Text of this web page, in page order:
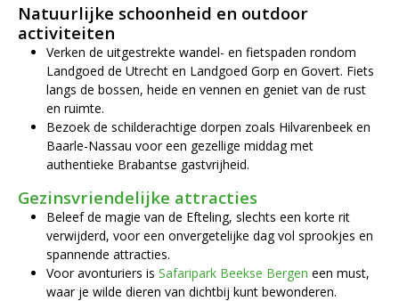
Natuurlijke schoonheid en outdoor
activiteiten
Verken de uitgestrekte wandel- en fietspaden rondom
Landgoed de Utrecht en Landgoed Gorp en Govert. Fiets
langs de bossen, heide en vennen en geniet van de rust
en ruimte.
Bezoek de schilderachtige dorpen zoals Hilvarenbeek en
Baarle-Nassau voor een gezellige middag met
authentieke Brabantse gastvrijheid.
Gezinsvriendelijke attracties
Beleef de magie van de Efteling, slechts een korte rit
verwijderd, voor een onvergetelijke dag vol sprookjes en
spannende attracties.
Voor avonturiers is Safaripark Beekse Bergen een must,
waar je wilde dieren van dichtbij kunt bewonderen.